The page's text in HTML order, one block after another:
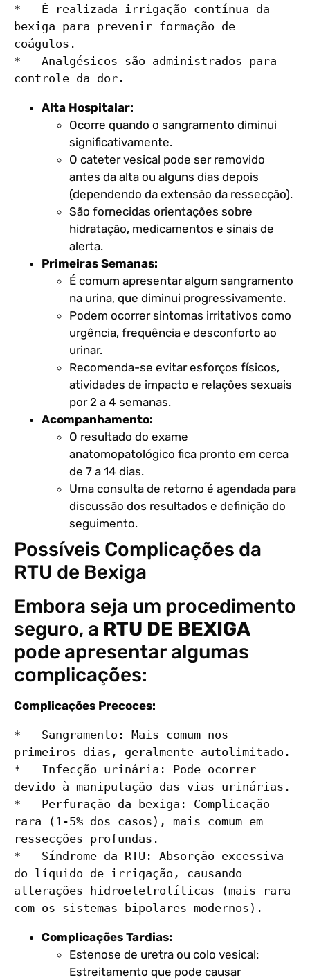
*   É realizada irrigação contínua da
bexiga para prevenir formação de
coágulos.
*   Analgésicos são administrados para
Alta Hospitalar:
Ocorre quando o sangramento diminui
significativamente.
O cateter vesical pode ser removido
antes da alta ou alguns dias depois
(dependendo da extensão da ressecção).
São fornecidas orientações sobre
hidratação, medicamentos e sinais de
alerta.
Primeiras Semanas:
É comum apresentar algum sangramento
na urina, que diminui progressivamente.
Podem ocorrer sintomas irritativos como
urgência, frequência e desconforto ao
urinar.
Recomenda-se evitar esforços físicos,
atividades de impacto e relações sexuais
por 2 a 4 semanas.
Acompanhamento:
O resultado do exame
anatomopatológico fica pronto em cerca
de 7 a 14 dias.
Uma consulta de retorno é agendada para
discussão dos resultados e definição do
seguimento.
Possíveis Complicações da
RTU de Bexiga
Embora seja um procedimento
seguro, a RTU DE BEXIGA
pode apresentar algumas
complicações:
Complicações Precoces:
*   Sangramento: Mais comum nos
primeiros dias, geralmente autolimitado.
*   Infecção urinária: Pode ocorrer
devido à manipulação das vias urinárias.
*   Perfuração da bexiga: Complicação
rara (1-5% dos casos), mais comum em
ressecções profundas.
*   Síndrome da RTU: Absorção excessiva
do líquido de irrigação, causando
alterações hidroeletrolíticas (mais rara
Complicações Tardias:
Estenose de uretra ou colo vesical:
Estreitamento que pode causar